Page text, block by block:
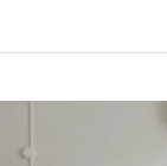
weiß, 60x42x201 cm